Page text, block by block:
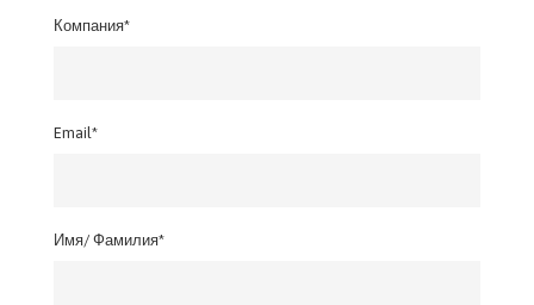
Компания*
Email*
Имя/ Фамилия*